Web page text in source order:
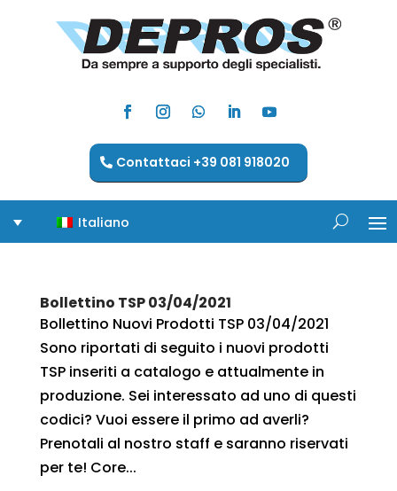
Contattaci +39 081 918020
Italiano
Bollettino TSP 03/04/2021
Bollettino Nuovi Prodotti TSP 03/04/2021
Sono riportati di seguito i nuovi prodotti
TSP inseriti a catalogo e attualmente in
produzione. Sei interessato ad uno di questi
codici? Vuoi essere il primo ad averli?
Prenotali al nostro staff e saranno riservati
per te! Core...